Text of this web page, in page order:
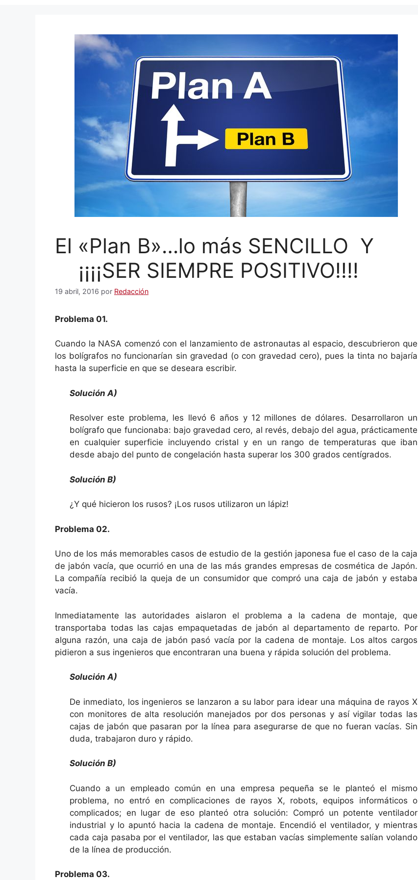
El «Plan B»…lo más SENCILLO Y
¡¡¡¡SER SIEMPRE POSITIVO!!!!
19 abril, 2016 por Redacción
Problema 01.
Cuando la NASA comenzó con el lanzamiento de astronautas al espacio, descubrieron que
los bolígrafos no funcionarían sin gravedad (o con gravedad cero), pues la tinta no bajaría
hasta la superficie en que se deseara escribir.
Solución A)
Resolver este problema, les llevó 6 años y 12 millones de dólares. Desarrollaron un
bolígrafo que funcionaba: bajo gravedad cero, al revés, debajo del agua, prácticamente
en cualquier superficie incluyendo cristal y en un rango de temperaturas que iban
desde abajo del punto de congelación hasta superar los 300 grados centígrados.
Solución B)
¿Y qué hicieron los rusos? ¡Los rusos utilizaron un lápiz!
Problema 02.
Uno de los más memorables casos de estudio de la gestión japonesa fue el caso de la caja
de jabón vacía, que ocurrió en una de las más grandes empresas de cosmética de Japón.
La compañía recibió la queja de un consumidor que compró una caja de jabón y estaba
vacía.
Inmediatamente las autoridades aislaron el problema a la cadena de montaje, que
transportaba todas las cajas empaquetadas de jabón al departamento de reparto. Por
alguna razón, una caja de jabón pasó vacía por la cadena de montaje. Los altos cargos
pidieron a sus ingenieros que encontraran una buena y rápida solución del problema.
Solución A)
De inmediato, los ingenieros se lanzaron a su labor para idear una máquina de rayos X
con monitores de alta resolución manejados por dos personas y así vigilar todas las
cajas de jabón que pasaran por la línea para asegurarse de que no fueran vacías. Sin
duda, trabajaron duro y rápido.
Solución B)
Cuando a un empleado común en una empresa pequeña se le planteó el mismo
problema, no entró en complicaciones de rayos X, robots, equipos informáticos o
complicados; en lugar de eso planteó otra solución: Compró un potente ventilador
industrial y lo apuntó hacia la cadena de montaje. Encendió el ventilador, y mientras
cada caja pasaba por el ventilador, las que estaban vacías simplemente salían volando
de la línea de producción.
Problema 03.